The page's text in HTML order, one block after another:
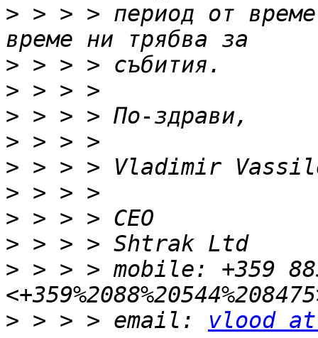
> > > > период от
>
>
>
>
>
>
>
>
> > > > mobile: +359
> > > > email: vlood